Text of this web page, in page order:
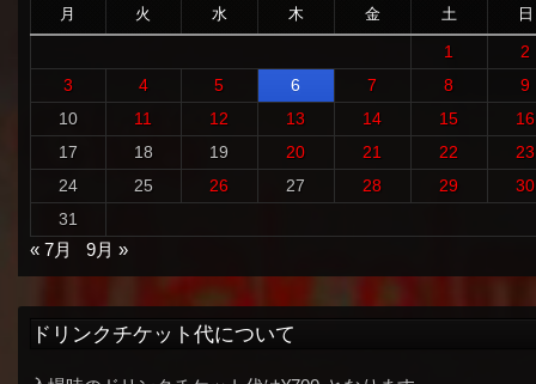
月 火 水 木 金 土 日
1
2
3
4 5 6 7 8
9
10
11 12 13 14 15
16
17
18 19 20 21 22
23
24
25 26 27 28 29
30
31
« 7月
9月 »
ドリンクチケット代について